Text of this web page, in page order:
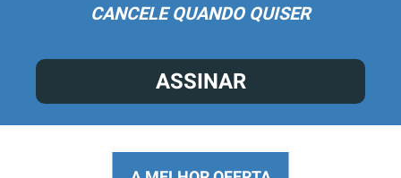
CANCELE QUANDO QUISER
ASSINAR